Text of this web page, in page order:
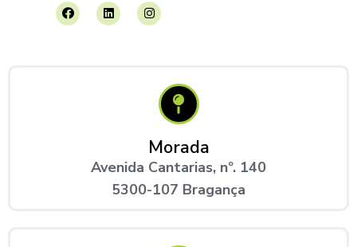
Morada
Avenida Cantarias, nº. 140
5300-107 Bragança